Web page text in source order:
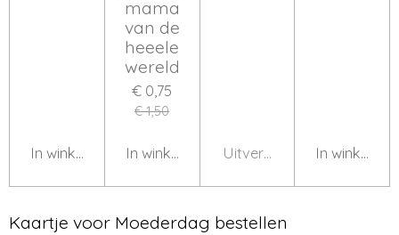
In winkelwagen
mama
van de
heeele
wereld
€ 0,75
€ 1,50
In winkelwagenUitverkocht In
Kaartje voor Moederdag bestellen